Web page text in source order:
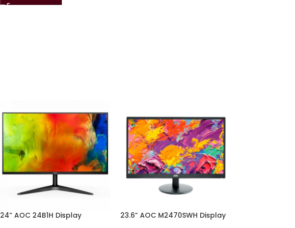
24” AOC 24B1H Display 23.6” AOC M2470SWH Display